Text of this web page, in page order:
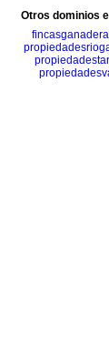
Otros dominios